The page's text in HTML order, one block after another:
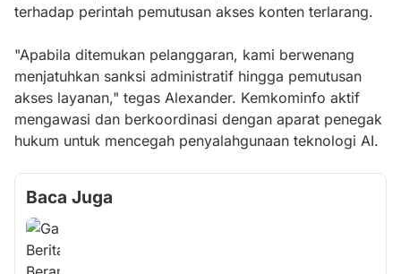
terhadap perintah pemutusan akses konten terlarang.
"Apabila ditemukan pelanggaran, kami berwenang
menjatuhkan sanksi administratif hingga pemutusan
akses layanan," tegas Alexander. Kemkominfo aktif
mengawasi dan berkoordinasi dengan aparat penegak
hukum untuk mencegah penyalahgunaan teknologi AI.
Baca Juga